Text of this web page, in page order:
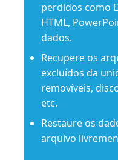
perdidos como
HTML,
dados.
Recupere os
excluídos da
removíveis,
etc.
Restaure os
arquivo